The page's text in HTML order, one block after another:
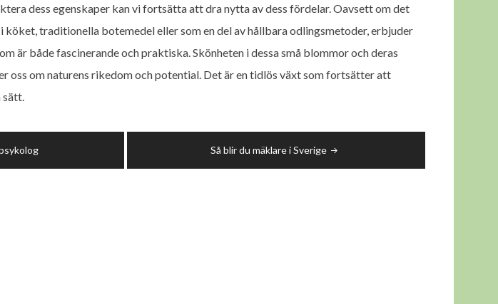
dess egenskaper kan vi fortsätta att dra nytta av dess fördelar. Oavsett om det
köket, traditionella botemedel eller som en del av hållbara odlingsmetoder, erbjuder
är både fascinerande och praktiska. Skönheten i dessa små blommor och deras
oss om naturens rikedom och potential. Det är en tidlös växt som fortsätter att
Så blir du mäklare i Sverige